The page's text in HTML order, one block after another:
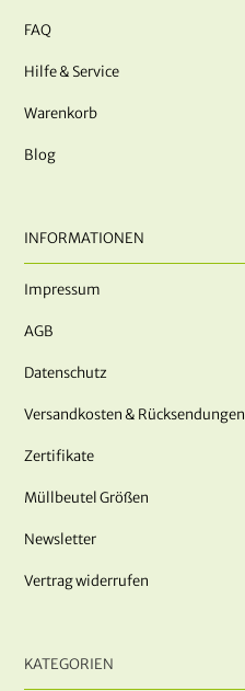
FAQ
Hilfe & Service
Warenkorb
Blog
INFORMATIONEN
Impressum
AGB
Datenschutz
Versandkosten & Rücksendungen
Zertifikate
Müllbeutel Größen
Newsletter
Vertrag widerrufen
KATEGORIEN